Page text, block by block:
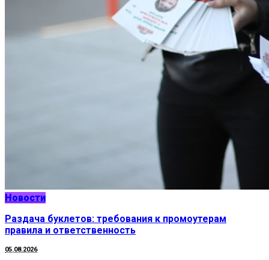
Новости
Раздача буклетов: требования к промоутерам
правила и ответственность
05.08.2026